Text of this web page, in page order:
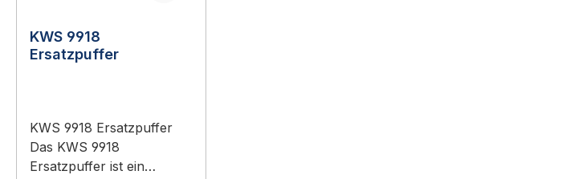
KWS 9918
Ersatzpuffer
KWS 9918 Ersatzpuffer
Das KWS 9918
Ersatzpuffer ist ein